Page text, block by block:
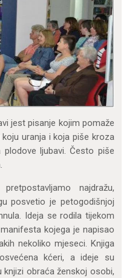
jest pisanje kojim pomaže
uranja i koja piše kroza
ljubavi. Često piše
najdražu,
posvetio je petogodišnjoj
Ideja se rodila tijekom
kojega je napisao
nekoliko mjeseci. Knjiga
kćeri, a ideje su
obraća ženskoj osobi,